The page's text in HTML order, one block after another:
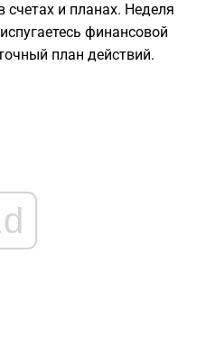
счетах и планах. Неделя
финансовой
план действий.